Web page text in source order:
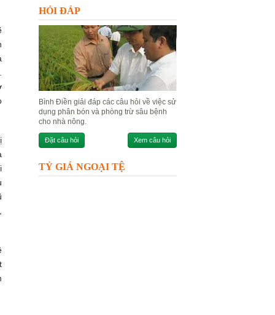
HỎI ĐÁP
Bình Điền giải đáp các câu hỏi về việc sử
dụng phân bón và phòng trừ sâu bệnh
cho nhà nông.
Đặt câu hỏi Xem câu hỏi
TỶ GIÁ NGOẠI TỆ